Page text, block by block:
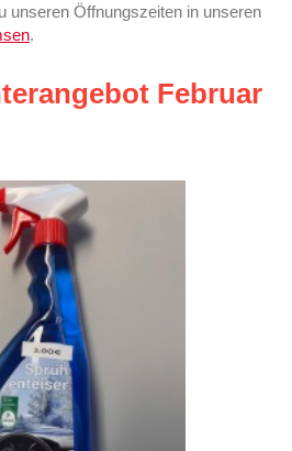
unseren Öffnungszeiten in unseren
.
Februar